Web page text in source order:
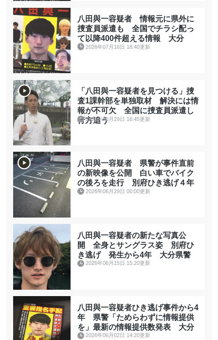
八田與一容疑者 情報元に県外に
捜査員派遣も 全国でチラシ配っ
て以降400件超える情報 大分
2026年07月16日 18:40更新
「八田與一容疑者を見つける」捜
査1課幹部を単独取材 解決には情
報が不可欠 全国に捜査員派遣し
行方追う
2026年06月29日 16:45更新
八田與一容疑者 県警が事件直前
の新映像を公開 白い車でバイク
の後ろを走行 別府ひき逃げ４年
2026年06月29日 00:00更新
八田與一容疑者の新たな写真公
開 全身とサングラス姿 別府ひ
き逃げ 発生から4年 大分県警
2026年06月15日 15:20更新
八田與一容疑者ひき逃げ事件から4
年 県警「ためらわずに情報提供
を」最新の情報提供数発表 大分
2026年06月02日 14:20更新